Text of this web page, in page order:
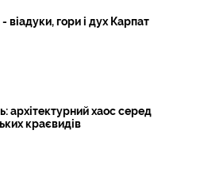
віадуки, гори і дух Карпат
архітектурний хаос серед
краєвидів